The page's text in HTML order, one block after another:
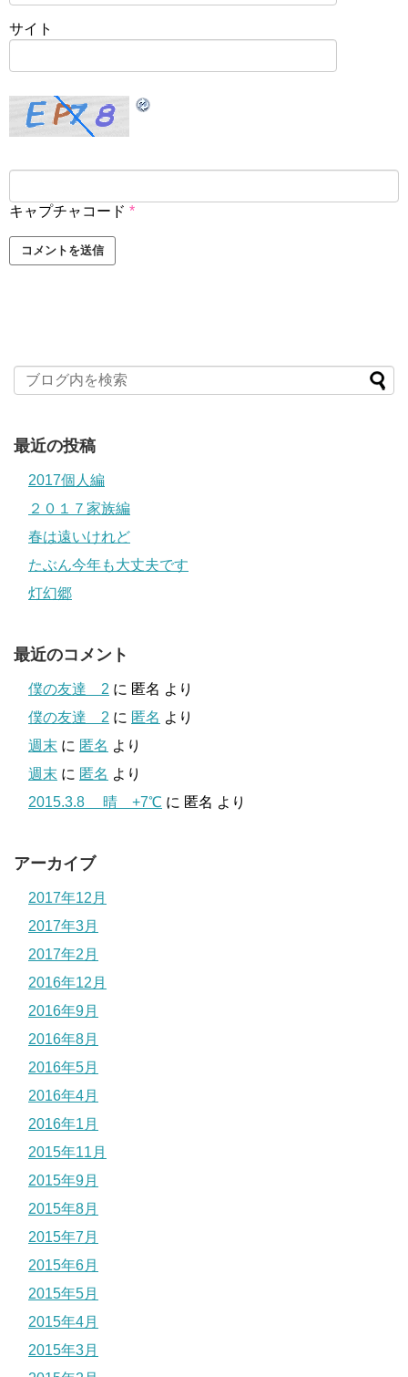
サイト
キャプチャコード *
最近の投稿
2017個人編
２０１７家族編
春は遠いけれど
たぶん今年も大丈夫です
灯幻郷
最近のコメント
僕の友達 2 に 匿名 より
僕の友達 2 に 匿名 より
週末 に 匿名 より
週末 に 匿名 より
2015.3.8 晴 +7℃ に 匿名 より
アーカイブ
2017年12月
2017年3月
2017年2月
2016年12月
2016年9月
2016年8月
2016年5月
2016年4月
2016年1月
2015年11月
2015年9月
2015年8月
2015年7月
2015年6月
2015年5月
2015年4月
2015年3月